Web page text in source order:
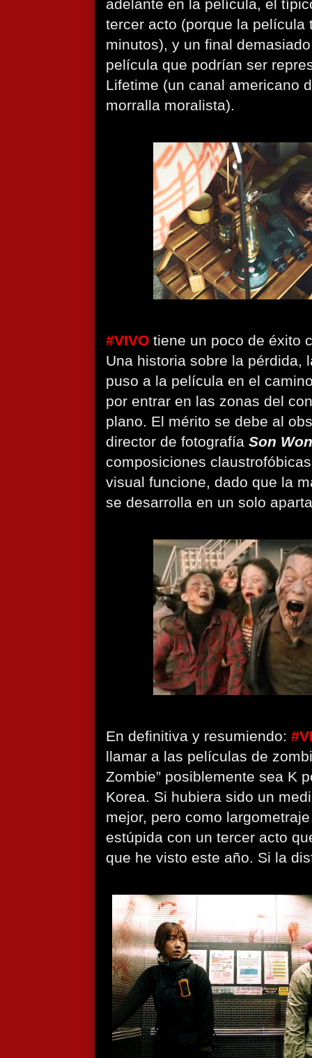
adelante en la película, el
tercer acto (porque la película
minutos), y un final
película que podrían ser
Lifetime (un canal americano
morralla moralista).
#VIVO tiene un poco de éxito
Una historia sobre la pérdida,
puso a la película en el
por entrar en las zonas del
plano. El mérito se debe al
director de fotografía Son
composiciones
visual funcione, dado que la
se desarrolla en un solo
En definitiva y resumiendo:
llamar a las películas de
Zombie” posiblemente sea K
Korea. Si hubiera sido un
mejor, pero como
estúpida con un tercer acto
que he visto este año. Si la